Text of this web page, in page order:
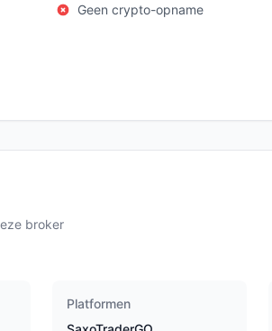
Geen crypto-opname
broker
Platformen